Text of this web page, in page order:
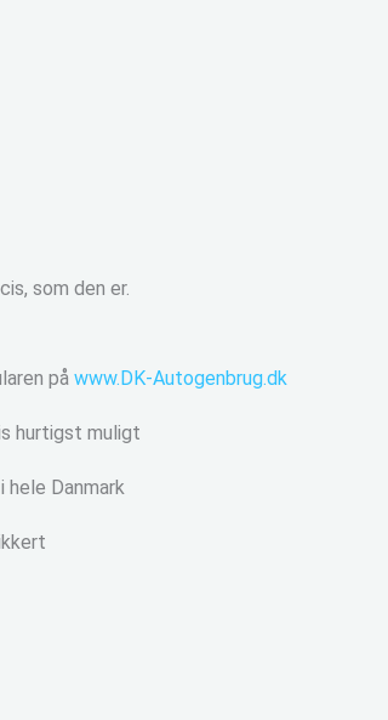
som den er.
på www.DK-Autogenbrug.dk
hurtigst muligt
hele Danmark